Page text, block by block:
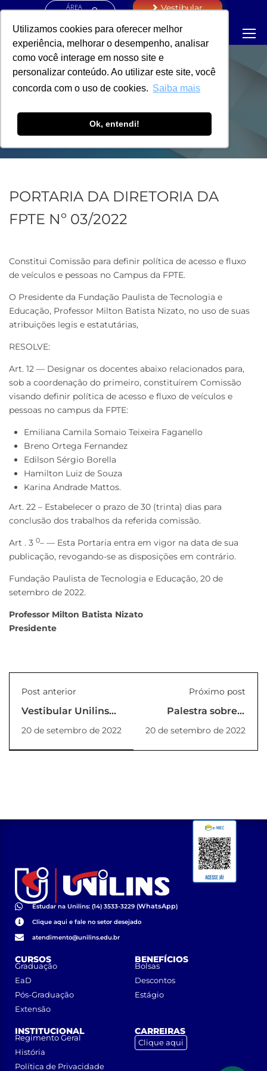
Utilizamos cookies para oferecer melhor
experiência, melhorar o desempenho, analisar
como você interage em nosso site e
personalizar conteúdo. Ao utilizar este site, você
concorda com o uso de cookies. Saiba mais
Ok, entendi!
ÁREA
Vestibular
PORTARIA -
DIRETORIA FPTE
PORTARIA DA DIRETORIA DA
FPTE Nº 03/2022
Constitui Comissão para definir política de acesso e fluxo
de veículos e pessoas no Campus da FPTE.
O Presidente da Fundação Paulista de Tecnologia e
Educação, Professor Milton Batista Nizato, no uso de suas
atribuições legis e estatutárias,
RESOLVE:
Art. 12 — Designar os docentes abaixo relacionados para,
sob a coordenação do primeiro, constituírem Comissão
visando definir política de acesso e fluxo de veículos e
pessoas no campus da FPTE:
Emiliana Camila Somaio Teixeira Faganello
Breno Ortega Fernandez
Edilson Sérgio Borella
Hamilton Luiz de Souza
Karina Andrade Mattos.
Art. 22 – Estabelecer o prazo de 30 (trinta) dias para
conclusão dos trabalhos da referida comissão.
Art . 3 0– — Esta Portaria entra em vigor na data de sua
publicação, revogando-se as disposições em contrário.
Fundação Paulista de Tecnologia e Educação, 20 de
setembro de 2022.
Professor Milton Batista Nizato
Presidente
Post anterior
Vestibular Unilins
2023, inscrição
aberta!
20 de setembro de 2022
Próximo post
Palestra sobre a
conscientização do
Fumo
20 de setembro de 2022
Estudar na Unilins: (14) 3533-3229 (WhatsApp)
Clique aqui e fale no setor desejado
atendimento@unilins.edu.br
CURSOS
Graduação
EaD
Pós-Graduação
Extensão
BENEFÍCIOS
Bolsas
Descontos
Estágio
INSTITUCIONAL
Regimento Geral
História
Política de Privacidade
CARREIRAS
Clique aqui